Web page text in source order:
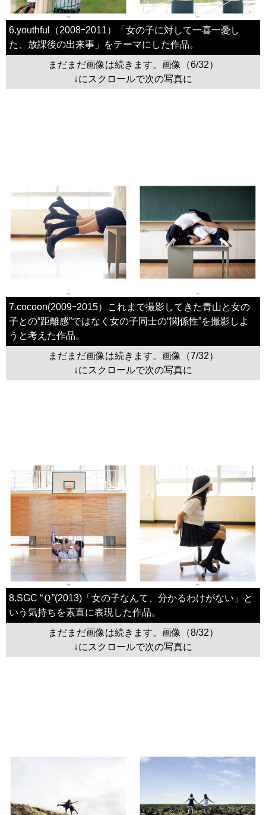
6.youthful（2008ｰ2011）「女の子に対して一喜一憂し
た、放課後の出来事」をテーマにした作品。
まだまだ画像は続きます。画像（6/32）
↓にスクロールで次の写真に
7.cocoon(2009ｰ2015）これまで撮影してきた青山と女の
子との“距離感”ではなく女の子同士の“関係性”を撮影しよ
うと考えた作品。
まだまだ画像は続きます。画像（7/32）
↓にスクロールで次の写真に
8.SGC “Ｑ”(2013)「女の子なんて、分かるわけがない」と
いう気持ちを素直に表現した作品。
まだまだ画像は続きます。画像（8/32）
↓にスクロールで次の写真に